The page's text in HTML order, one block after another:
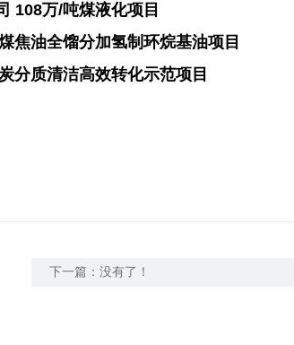
108万/吨煤液化项目
焦油全馏分加氢制环烷基油项目
分质清洁高效转化示范项目
下一篇：没有了！